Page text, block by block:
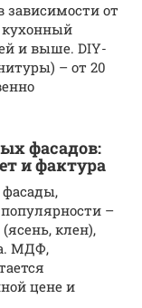
от
и выше. DIY-
– от 20
фасадов:
и фактура
–
клен),
МДФ,
цене и